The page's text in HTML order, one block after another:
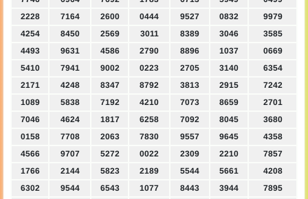
2228
7164 2600 0444 9527 0832
9979
4254
8450 2569 3011 8389 3046
3585
4493
9631 4586 2790 8896 1037
0669
5410
7941 9002 0223 2705 3140
6354
2171
4248 8347 8792 3813 2915
7242
1089
5838 7192 4210 7073 8659
2701
7046
4624 1817 6258 7092 8045
3680
0158
7708 2063 7830 9557 9645
4358
4566
9707 5272 0022 2309 2210
7857
1766
2144 5823 2189 5544 5661
4208
6302
9544 6543 1077 8443 3944
7895